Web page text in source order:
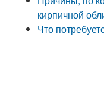
кирпичной
Что